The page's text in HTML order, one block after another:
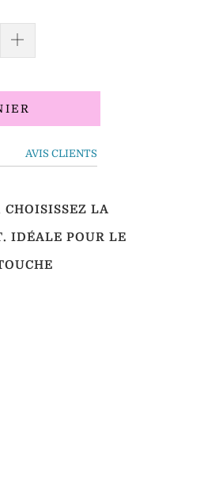
AVIS CLIENTS
LA
. IDÉALE POUR LE